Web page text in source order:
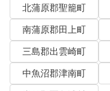
北蒲原郡聖籠町
南蒲原郡田上町
三島郡出雲崎町
中魚沼郡津南町